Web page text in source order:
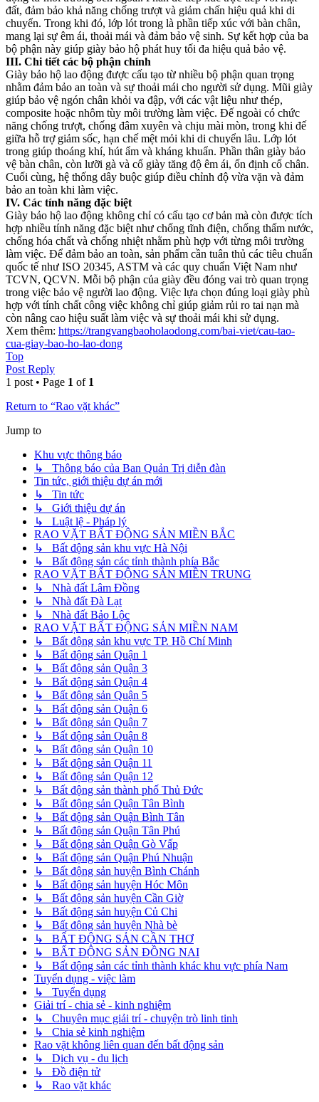
đất, đảm bảo khả năng chống trượt và giảm chấn hiệu quả khi di
chuyển. Trong khi đó, lớp lót trong là phần tiếp xúc với bàn chân,
mang lại sự êm ái, thoải mái và đảm bảo vệ sinh. Sự kết hợp của ba
bộ phận này giúp giày bảo hộ phát huy tối đa hiệu quả bảo vệ.
III. Chi tiết các bộ phận chính
Giày bảo hộ lao động được cấu tạo từ nhiều bộ phận quan trọng
nhằm đảm bảo an toàn và sự thoải mái cho người sử dụng. Mũi giày
giúp bảo vệ ngón chân khỏi va đập, với các vật liệu như thép,
composite hoặc nhôm tùy môi trường làm việc. Đế ngoài có chức
năng chống trượt, chống đâm xuyên và chịu mài mòn, trong khi đế
giữa hỗ trợ giảm sốc, hạn chế mệt mỏi khi di chuyển lâu. Lớp lót
trong giúp thoáng khí, hút ẩm và kháng khuẩn. Phần thân giày bảo
vệ bàn chân, còn lưỡi gà và cổ giày tăng độ êm ái, ổn định cổ chân.
Cuối cùng, hệ thống dây buộc giúp điều chỉnh độ vừa vặn và đảm
bảo an toàn khi làm việc.
IV. Các tính năng đặc biệt
Giày bảo hộ lao động không chỉ có cấu tạo cơ bản mà còn được tích
hợp nhiều tính năng đặc biệt như chống tĩnh điện, chống thấm nước,
chống hóa chất và chống nhiệt nhằm phù hợp với từng môi trường
làm việc. Để đảm bảo an toàn, sản phẩm cần tuân thủ các tiêu chuẩn
quốc tế như ISO 20345, ASTM và các quy chuẩn Việt Nam như
TCVN, QCVN. Mỗi bộ phận của giày đều đóng vai trò quan trọng
trong việc bảo vệ người lao động. Việc lựa chọn đúng loại giày phù
hợp với tính chất công việc không chỉ giúp giảm rủi ro tai nạn mà
còn nâng cao hiệu suất làm việc và sự thoải mái khi sử dụng.
Xem thêm: https://trangvangbaoholaodong.com/bai-viet/cau-tao-
cua-giay-bao-ho-lao-dong
Top
Post Reply
1 post • Page 1 of 1
Return to “Rao vặt khác”
Jump to
Khu vực thông báo
↳ Thông báo của Ban Quản Trị diễn đàn
Tin tức, giới thiệu dự án mới
↳ Tin tức
↳ Giới thiệu dự án
↳ Luật lệ - Pháp lý
RAO VẶT BẤT ĐỘNG SẢN MIỀN BẮC
↳ Bất động sản khu vực Hà Nội
↳ Bất động sản các tỉnh thành phía Bắc
RAO VẶT BẤT ĐỘNG SẢN MIỀN TRUNG
↳ Nhà đất Lâm Đồng
↳ Nhà đất Đà Lạt
↳ Nhà đất Bảo Lộc
RAO VẶT BẤT ĐỘNG SẢN MIỀN NAM
↳ Bất động sản khu vực TP. Hồ Chí Minh
↳ Bất động sản Quận 1
↳ Bất động sản Quận 3
↳ Bất động sản Quận 4
↳ Bất động sản Quận 5
↳ Bất động sản Quận 6
↳ Bất động sản Quận 7
↳ Bất động sản Quận 8
↳ Bất động sản Quận 10
↳ Bất động sản Quận 11
↳ Bất động sản Quận 12
↳ Bất động sản thành phố Thủ Đức
↳ Bất động sản Quận Tân Bình
↳ Bất động sản Quận Bình Tân
↳ Bất động sản Quận Tân Phú
↳ Bất động sản Quận Gò Vấp
↳ Bất động sản Quận Phú Nhuận
↳ Bất động sản huyện Bình Chánh
↳ Bất động sản huyện Hóc Môn
↳ Bất động sản huyện Cần Giờ
↳ Bất động sản huyện Củ Chi
↳ Bất động sản huyện Nhà bè
↳ BẤT ĐỘNG SẢN CẦN THƠ
↳ BẤT ĐỘNG SẢN ĐỒNG NAI
↳ Bất động sản các tỉnh thành khác khu vực phía Nam
Tuyển dụng - việc làm
↳ Tuyển dụng
Giải trí - chia sẻ - kinh nghiệm
↳ Chuyên mục giải trí - chuyện trò linh tinh
↳ Chia sẻ kinh nghiệm
Rao vặt không liên quan đến bất động sản
↳ Dịch vụ - du lịch
↳ Đồ điện tử
↳ Rao vặt khác